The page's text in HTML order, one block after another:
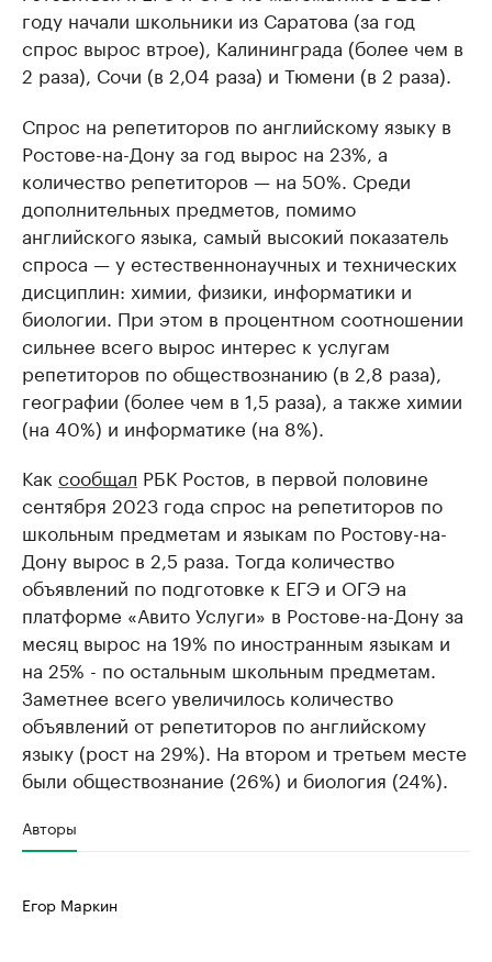
году начали школьники из Саратова (за год
спрос вырос втрое), Калининграда (более чем в
2 раза), Сочи (в 2,04 раза) и Тюмени (в 2 раза).
Спрос на репетиторов по английскому языку в
Ростове-на-Дону за год вырос на 23%, а
количество репетиторов — на 50%. Среди
дополнительных предметов, помимо
английского языка, самый высокий показатель
спроса — у естественнонаучных и технических
дисциплин: химии, физики, информатики и
биологии. При этом в процентном соотношении
сильнее всего вырос интерес к услугам
репетиторов по обществознанию (в 2,8 раза),
географии (более чем в 1,5 раза), а также химии
(на 40%) и информатике (на 8%).
Как сообщал РБК Ростов, в первой половине
сентября 2023 года спрос на репетиторов по
школьным предметам и языкам по Ростову-на-
Дону вырос в 2,5 раза. Тогда количество
объявлений по подготовке к ЕГЭ и ОГЭ на
платформе «Авито Услуги» в Ростове-на-Дону за
месяц вырос на 19% по иностранным языкам и
на 25% - по остальным школьным предметам.
Заметнее всего увеличилось количество
объявлений от репетиторов по английскому
языку (рост на 29%). На втором и третьем месте
были обществознание (26%) и биология (24%).
Авторы
Егор Маркин